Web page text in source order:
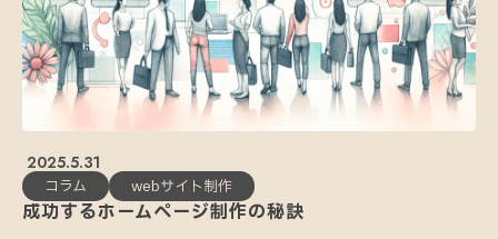
成功するホームページ制作の秘訣
2025.5.31
コラム
webサイト制作